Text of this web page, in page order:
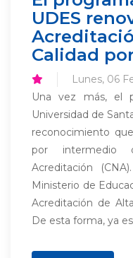
UDES
Calidad
Lunes, 06
Una vez más, el
Universidad de
reconocimiento
por intermedio
Acreditación
Ministerio de
Acreditación de
De esta forma, ya es